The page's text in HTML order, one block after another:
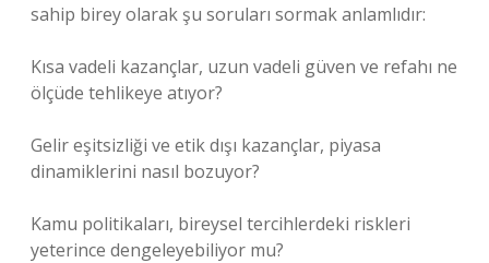
sahip birey olarak şu soruları sormak anlamlıdır:
Kısa vadeli kazançlar, uzun vadeli güven ve refahı ne
ölçüde tehlikeye atıyor?
Gelir eşitsizliği ve etik dışı kazançlar, piyasa
dinamiklerini nasıl bozuyor?
Kamu politikaları, bireysel tercihlerdeki riskleri
yeterince dengeleyebiliyor mu?